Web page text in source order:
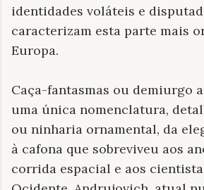
identidades voláteis e
caracterizam esta parte mais
Europa.
Caça-fantasmas ou demiurgo
uma única nomenclatura,
ou ninharia ornamental, da
à cafona que sobreviveu aos
corrida espacial e aos